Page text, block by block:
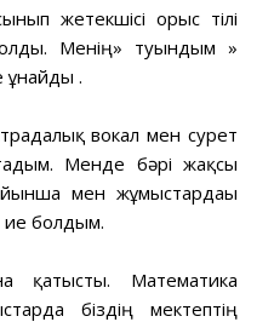
жетекшісі орыс тілі
Менің» туындым »
ұнайды .
вокал мен сурет
Менде бәрі жақсы
мен жұмыстардағы
ие болдым.
қатысты. Математика
біздің мектептің